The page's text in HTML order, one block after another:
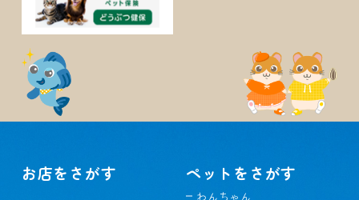
お店をさがす ペットをさがす
わんちゃん